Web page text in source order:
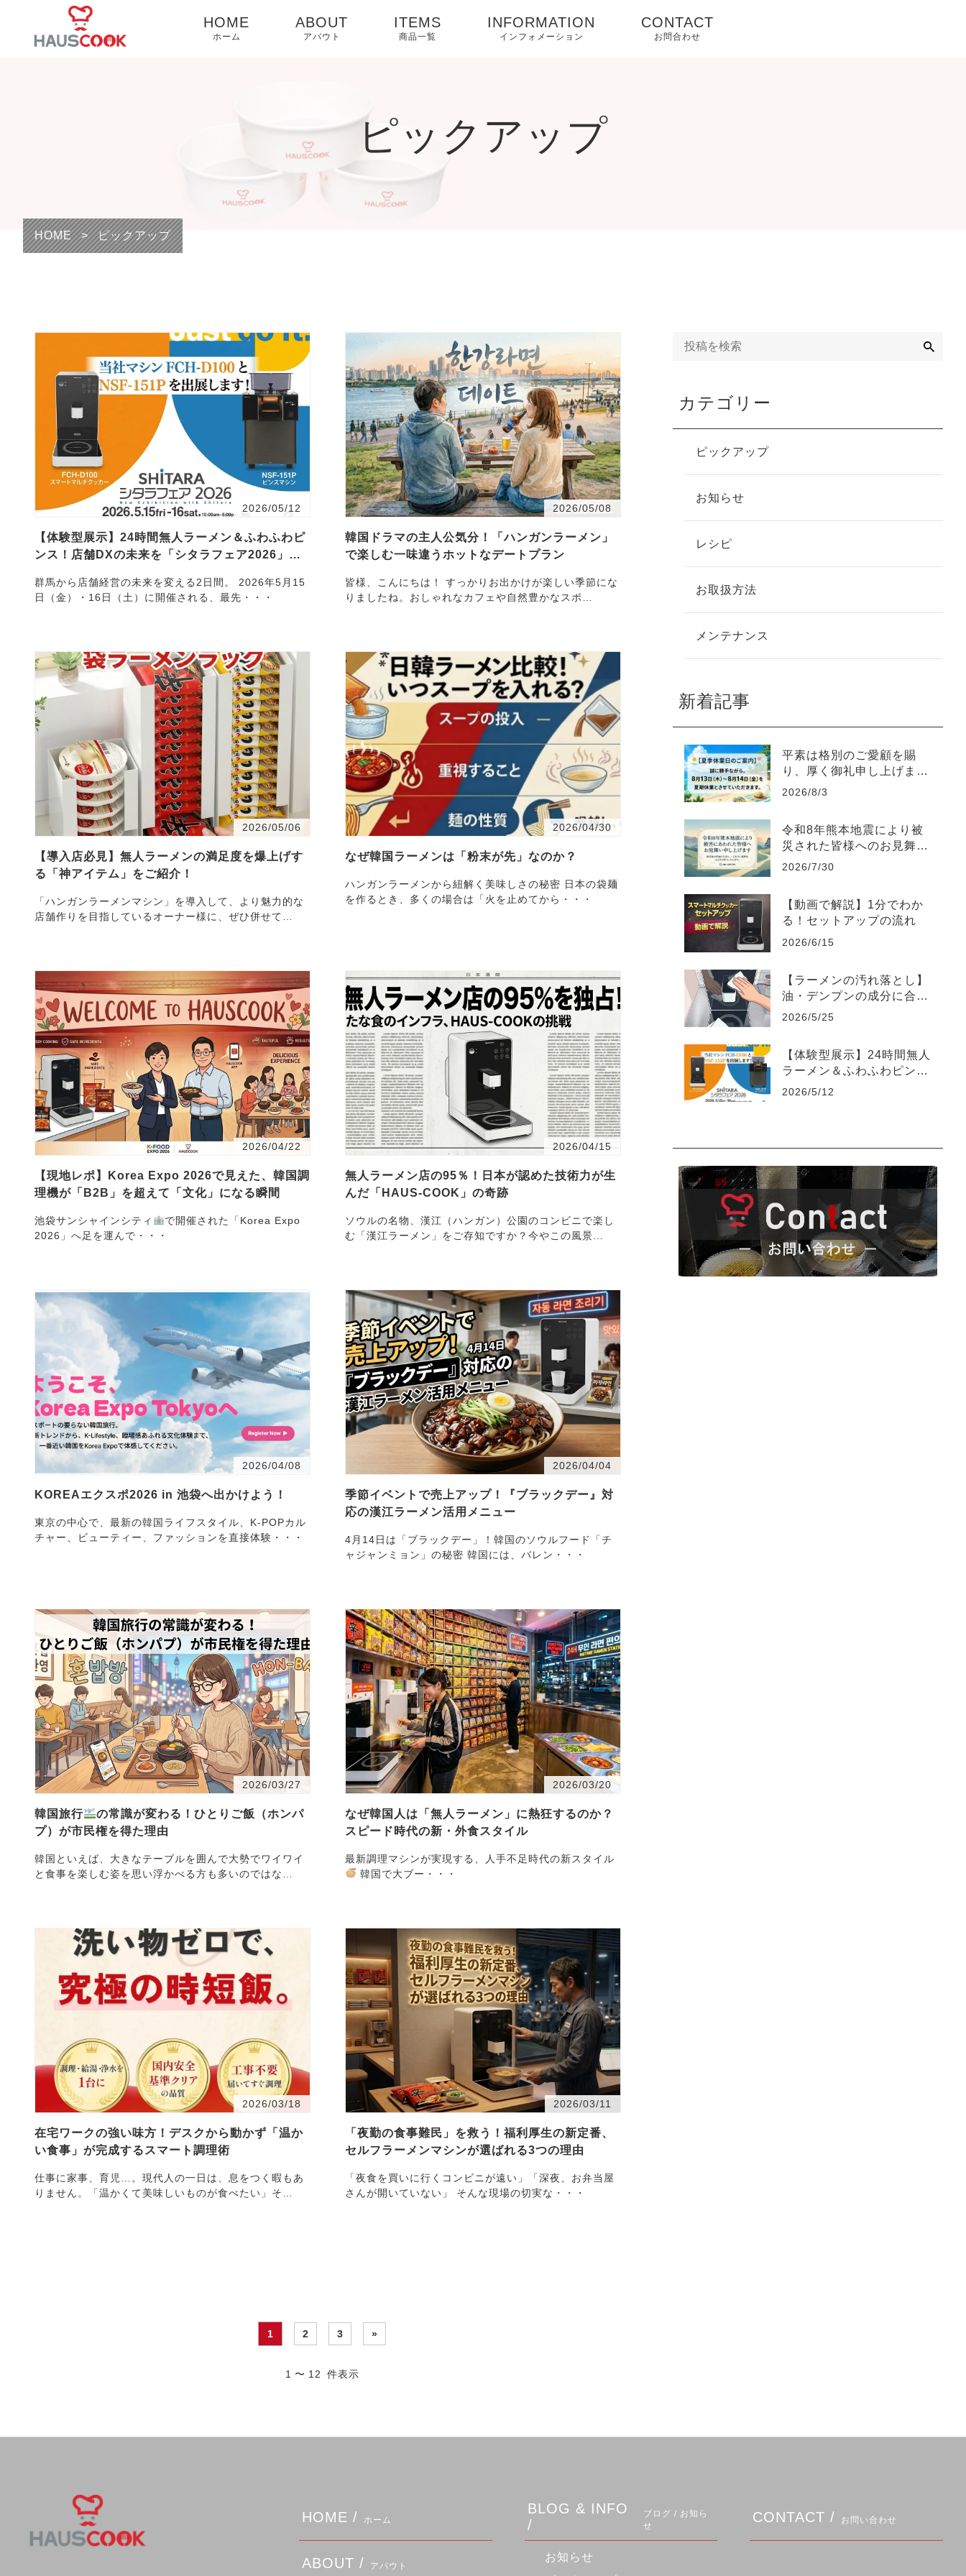
HOME
ホーム
ABOUT
アバウト
特定商取引法に基づ
く表記
利用規約
ITEMS
商品一覧
コンテナガード
IH専用紙容器
INFORMATION
インフォメーション
CONTACT
お問合わせ
ピックアップ
HOME > ピックアップ
2026/05/12
【体験型展示】24時間無人ラーメン＆ふわふわピ
ンス！店舗DXの未来を「シタラフェア2026」で
群馬から店舗経営の未来を変える2日間。 2026年5月15
日（金）・16日（土）に開催される、最先・・・
2026/05/08
韓国ドラマの主人公気分！「ハンガンラーメン」
で楽しむ一味違うホットなデートプラン
皆様、こんにちは！ すっかりお出かけが楽しい季節にな
りましたね。おしゃれなカフェや自然豊かなスポ
2026/05/06
【導入店必見】無人ラーメンの満足度を爆上げす
る「神アイテム」をご紹介！
「ハンガンラーメンマシン」を導入して、より魅力的な
店舗作りを目指しているオーナー様に、ぜひ併せて
2026/04/30
なぜ韓国ラーメンは「粉末が先」なのか？
ハンガンラーメンから紐解く美味しさの秘密 日本の袋麺
を作るとき、多くの場合は「火を止めてから・・・
2026/04/22
【現地レポ】Korea Expo 2026で見えた、韓国調
理機が「B2B」を超えて「文化」になる瞬間
池袋サンシャインシティ
で開催された「Korea Expo
2026」へ足を運んで・・・
2026/04/15
無人ラーメン店の95％！日本が認めた技術力が生
んだ「HAUS-COOK」の奇跡
ソウルの名物、漢江（ハンガン）公園のコンビニで楽し
む「漢江ラーメン」をご存知ですか？今やこの風景
2026/04/08
KOREAエクスポ2026 in 池袋へ出かけよう！
東京の中心で、最新の韓国ライフスタイル、K-POPカル
チャー、ビューティー、ファッションを直接体験・・・
2026/04/04
季節イベントで売上アップ！『ブラックデー』対
応の漢江ラーメン活用メニュー
4月14日は「ブラックデー」！韓国のソウルフード「チ
ャジャンミョン」の秘密 韓国には、バレン・・・
2026/03/27
韓国旅行
の常識が変わる！ひとりご飯（ホンパ
プ）が市民権を得た理由
韓国といえば、大きなテーブルを囲んで大勢でワイワイ
と食事を楽しむ姿を思い浮かべる方も多いのではな
2026/03/20
なぜ韓国人は「無人ラーメン」に熱狂するのか？
スピード時代の新・外食スタイル
最新調理マシンが実現する、人手不足時代の新スタイル
韓国で大ブー・・・
2026/03/18
在宅ワークの強い味方！デスクから動かず「温か
い食事」が完成するスマート調理術
仕事に家事、育児…。現代人の一日は、息をつく暇もあ
りません。「温かくて美味しいものが食べたい」そ
2026/03/11
「夜勤の食事難民」を救う！福利厚生の新定番、
セルフラーメンマシンが選ばれる3つの理由
「夜食を買いに行くコンビニが遠い」「深夜、お弁当屋
さんが開いていない」 そんな現場の切実な・・・
1 2 3 »
1 〜 12 件表示
カテゴリー
ピックアップ
お知らせ
レシピ
お取扱方法
メンテナンス
新着記事
平素は格別のご愛顧を賜
り、厚く御礼申し上げま
す。
2026/8/3
令和8年熊本地震により被
災された皆様へのお見舞い
と当社製品「スマートマル
2026/7/30
【動画で解説】1分でわか
る！セットアップの流れ
2026/6/15
【ラーメンの汚れ落とし】
油・デンプンの成分に合わ
せた効率的な洗浄方法まと
2026/5/25
【体験型展示】24時間無人
ラーメン＆ふわふわピン
ス！店舗DXの未来を「シ
2026/5/12
HOME / ホーム
ABOUT / アバウト
BLOG & INFO
/
ブログ / お知ら
せ
お知らせ
CONTACT / お問い合わせ